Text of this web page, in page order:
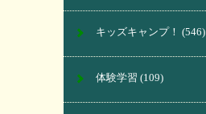
キッズキャンプ！ (546)
体験学習 (109)